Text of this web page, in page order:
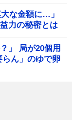
大な金額に…」
力の秘密とは
」 局が20個用
ん」のゆで卵